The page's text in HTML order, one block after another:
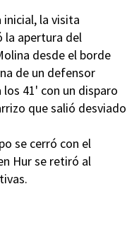
la visita
la apertura del
desde el borde
de un defensor
41' con un disparo
que salió desviado
se cerró con el
Hur se retiró al